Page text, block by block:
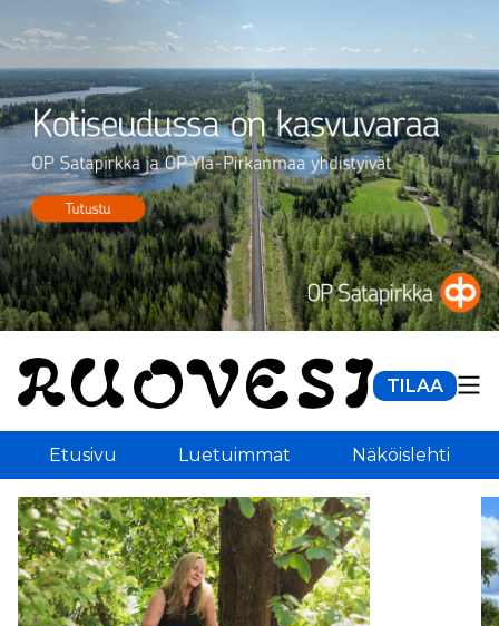
TILAA
Etusivu Luetuimmat Näköislehti